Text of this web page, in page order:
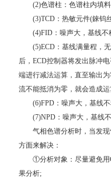
(2)色谱柱：色谱柱内填料
(3)TCD：热敏元件(錸钨
(4)FID：噪声大，基线不
(5)ECD：基线满量程，无
后，ECD控制器将发出脉冲
端进行减法运算，直至输出
流不能抵消为零，就会造成
(6)FPD：噪声大，基线不
(7)NPD：噪声大，基线
气相色谱分析时，当发现
方面来解决：
①分析对象：尽量避免用
果分析;